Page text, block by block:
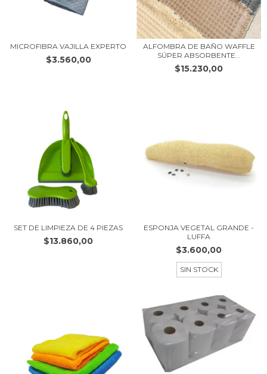
MICROFIBRA VAJILLA EXPERTO
$3.560,00
ALFOMBRA DE BAÑO WAFFLE
SÚPER ABSORBENTE...
$15.230,00
SET DE LIMPIEZA DE 4 PIEZAS
$13.860,00
ESPONJA VEGETAL GRANDE -
LUFFA
$3.600,00
SIN STOCK